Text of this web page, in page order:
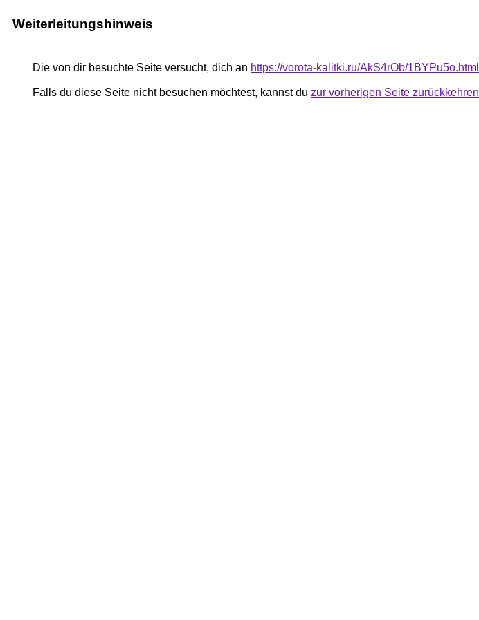
Weiterleitungshinweis
Die von dir besuchte Seite versucht, dich an https://vorota-kalitki.ru/AkS4rOb/1BYPu5o.html
Falls du diese Seite nicht besuchen möchtest, kannst du zur vorherigen Seite zurückkehren